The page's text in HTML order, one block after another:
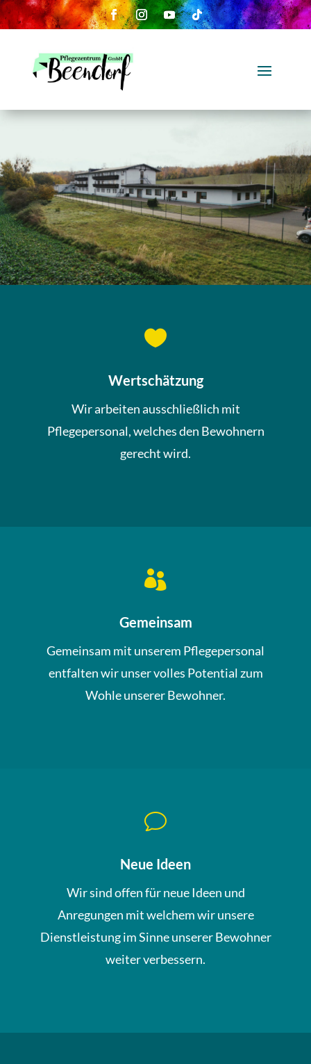

Wertschätzung
Wir arbeiten ausschließlich mit
Pflegepersonal, welches den Bewohnern
gerecht wird.

Gemeinsam
Gemeinsam mit unserem Pflegepersonal
entfalten wir unser volles Potential zum
Wohle unserer Bewohner.
v
Neue Ideen
Wir sind offen für neue Ideen und
Anregungen mit welchem wir unsere
Dienstleistung im Sinne unserer Bewohner
weiter verbessern.